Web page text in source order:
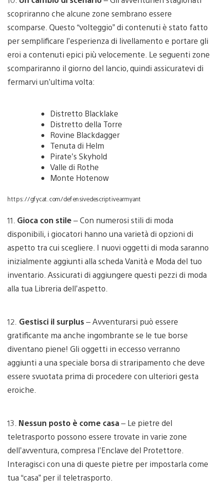
scopriranno che alcune zone sembrano essere
scomparse. Questo “volteggio” di contenuti è stato fatto
per semplificare l’esperienza di livellamento e portare gli
eroi a contenuti epici più velocemente. Le seguenti zone
scompariranno il giorno del lancio, quindi assicuratevi di
fermarvi un’ultima volta:
Distretto Blacklake
Distretto della Torre
Rovine Blackdagger
Tenuta di Helm
Pirate’s Skyhold
Valle di Rothe
Monte Hotenow
https://gfycat.com/defensivedescriptivearmyant
11. Gioca con stile– Con numerosi stili di moda
disponibili, i giocatori hanno una varietà di opzioni di
aspetto tra cui scegliere. I nuovi oggetti di moda saranno
inizialmente aggiunti alla scheda Vanità e Moda del tuo
inventario. Assicurati di aggiungere questi pezzi di moda
alla tua Libreria dell’aspetto.
12. Gestisci il surplus– Avventurarsi può essere
gratificante ma anche ingombrante se le tue borse
diventano piene! Gli oggetti in eccesso verranno
aggiunti a una speciale borsa di straripamento che deve
essere svuotata prima di procedere con ulteriori gesta
eroiche.
13. Nessun posto è come casa– Le pietre del
teletrasporto possono essere trovate in varie zone
dell’avventura, compresa l’Enclave del Protettore.
Interagisci con una di queste pietre per impostarla come
tua “casa” per il teletrasporto.